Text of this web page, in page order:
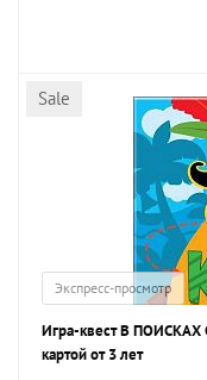
Sale
Экспресс-просмотр
Игра-квест В ПОИСКАХ
картой от 3 лет